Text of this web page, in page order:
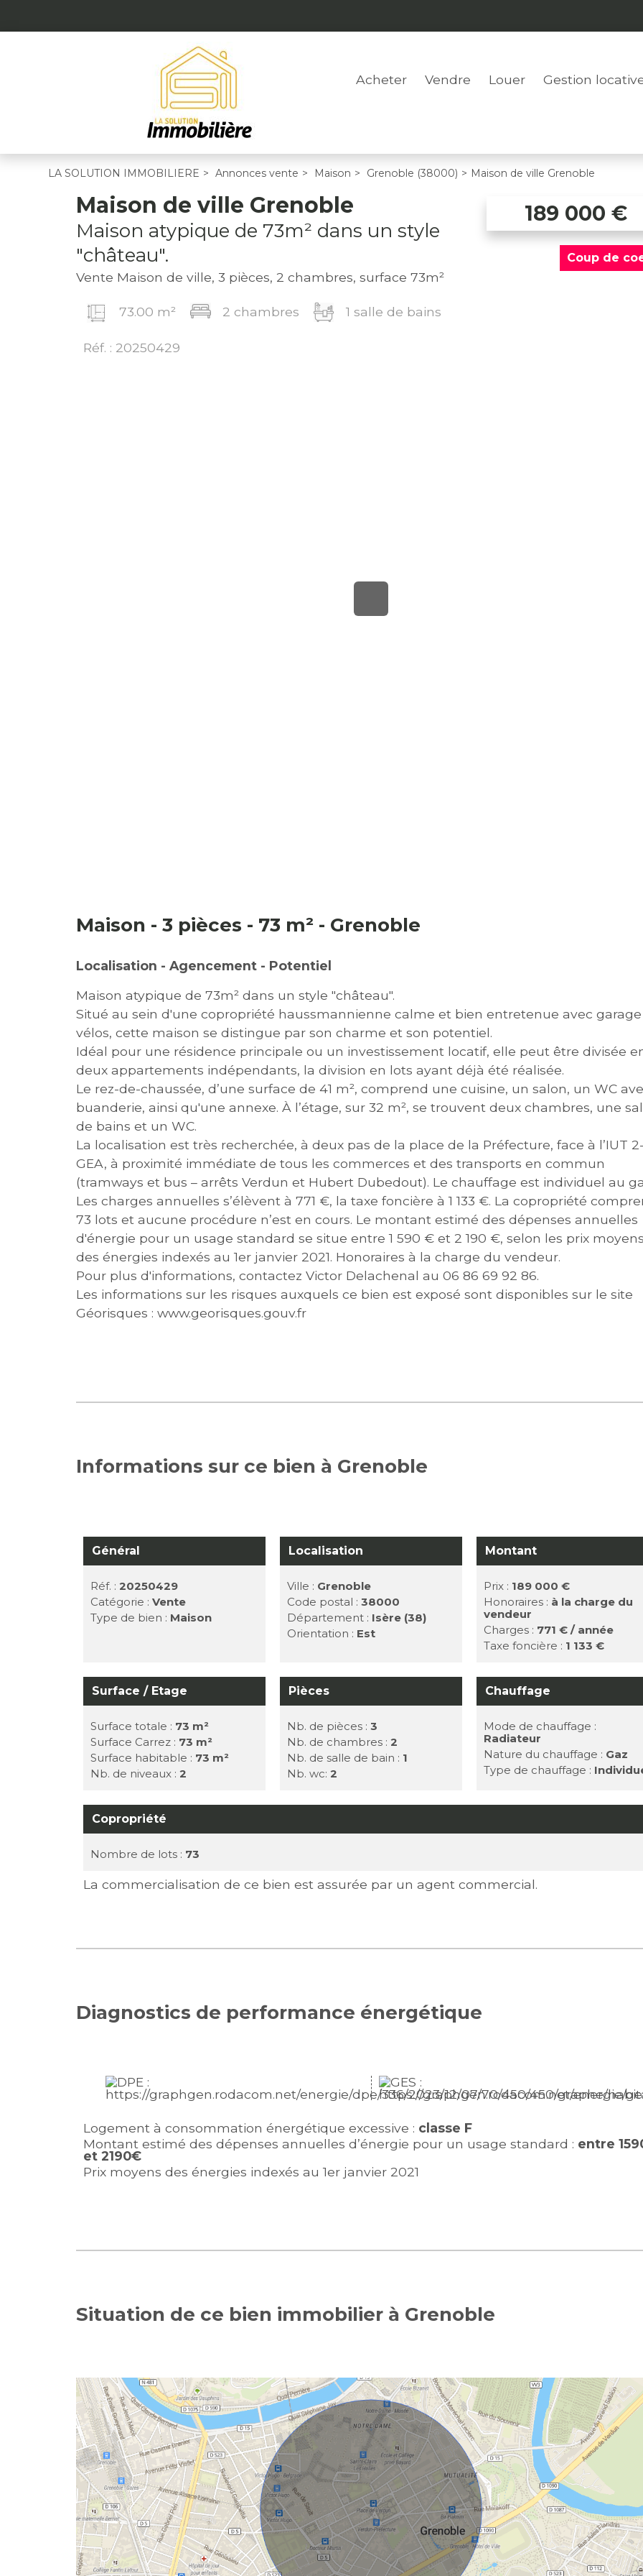
Acheter Vendre Louer Gestion
LA SOLUTION IMMOBILIERE > Annonces vente > Maison > Grenoble (38000) > Maison de ville Grenoble
Maison de ville Grenoble
Maison atypique de 73m² dans un style
"château".
Vente Maison de ville, 3 pièces, 2 chambres, surface 73m²
73.00 m² 2 chambres 1 salle de bains
Réf. : 20250429
189 000 €
Coup de
Maison - 3 pièces - 73 m² - Grenoble
Localisation - Agencement - Potentiel
Maison atypique de 73m² dans un style "château".
Situé au sein d'une copropriété haussmannienne calme et bien entretenue avec
vélos, cette maison se distingue par son charme et son potentiel.
Idéal pour une résidence principale ou un investissement locatif, elle peut être divisée
deux appartements indépendants, la division en lots ayant déjà été réalisée.
Le rez-de-chaussée, d’une surface de 41 m², comprend une cuisine, un salon, un WC
buanderie, ainsi qu'une annexe. À l’étage, sur 32 m², se trouvent deux chambres, une
de bains et un WC.
La localisation est très recherchée, à deux pas de la place de la Préfecture, face à l’IUT
GEA, à proximité immédiate de tous les commerces et des transports en commun
(tramways et bus – arrêts Verdun et Hubert Dubedout). Le chauffage est individuel au
Les charges annuelles s’élèvent à 771 €, la taxe foncière à 1 133 €. La copropriété
73 lots et aucune procédure n’est en cours. Le montant estimé des dépenses annuelles
d'énergie pour un usage standard se situe entre 1 590 € et 2 190 €, selon les prix
des énergies indexés au 1er janvier 2021. Honoraires à la charge du vendeur.
Pour plus d'informations, contactez Victor Delachenal au 06 86 69 92 86.
Les informations sur les risques auxquels ce bien est exposé sont disponibles sur le site
Géorisques : www.georisques.gouv.fr
Informations sur ce bien à Grenoble
Général
Réf. :20250429
Catégorie :Vente
Type de bien : Maison
Localisation
Ville : Grenoble
Code postal :38000
Département : Isère (38)
Orientation : Est
Montant
Prix : 189 000 €
Honoraires : à la charge du
vendeur
Charges : 771 € / année
Taxe foncière : 1 133 €
Surface / Etage
Surface totale : 73 m²
Surface Carrez : 73 m²
Surface habitable : 73 m²
Nb. de niveaux :2
Pièces
Nb. de pièces :3
Nb. de chambres :2
Nb. de salle de bain : 1
Nb. wc:2
Chauffage
Mode de chauffage :
Radiateur
Nature du chauffage : Gaz
Type de chauffage :
Copropriété
Nombre de lots : 73
La commercialisation de ce bien est assurée par un agent commercial.
Diagnostics de performance énergétique
Logement à consommation énergétique excessive : classe F
Montant estimé des dépenses annuelles d’énergie pour un usage standard : entre
et 2190€
Prix moyens des énergies indexés au 1er janvier 2021
Situation de ce bien immobilier à Grenoble